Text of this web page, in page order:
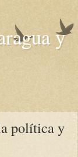
y
política y